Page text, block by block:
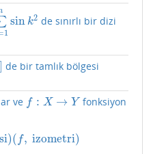
1
sin k2
n sink 2
de sınırlı bir dizi
] de bir tamlık bölgesi
ve f : X → Y
f:X→Y
fonksiyon
)( f, izometri)
)(f,izometri)